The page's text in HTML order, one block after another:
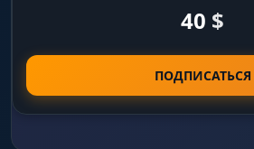
Сохранение и обмен
готовыми конфигами с
вся пачка играла на одном
40 $
ПОДПИСАТЬСЯ